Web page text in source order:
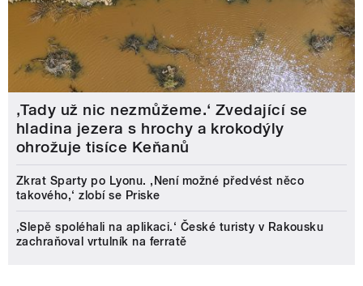
‚Tady už nic nezmůžeme.‘ Zvedající se
hladina jezera s hrochy a krokodýly
ohrožuje tisíce Keňanů
Zkrat Sparty po Lyonu. ,Není možné předvést něco
takového,‘ zlobí se Priske
‚Slepě spoléhali na aplikaci.‘ České turisty v Rakousku
zachraňoval vrtulník na ferratě